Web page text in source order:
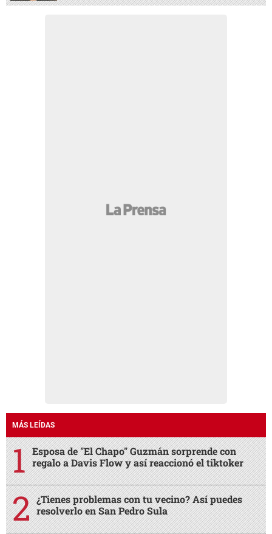
MÁS LEÍDAS
Esposa de "El Chapo" Guzmán sorprende con
regalo a Davis Flow y así reaccionó el tiktoker
¿Tienes problemas con tu vecino? Así puedes
resolverlo en San Pedro Sula